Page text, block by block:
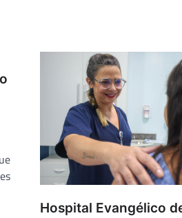
Hospital Evangélico